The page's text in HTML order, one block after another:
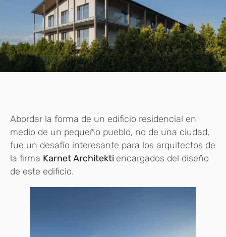
Abordar la forma de un edificio residencial en
medio de un pequeño pueblo, no de una ciudad,
fue un desafío interesante para los arquitectos de
la firma Karnet Architekti encargados del diseño
de este edificio.